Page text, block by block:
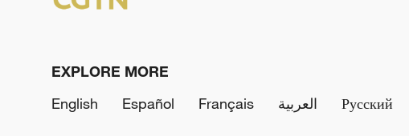
EXPLORE MORE
English
Español Français العربية Русский